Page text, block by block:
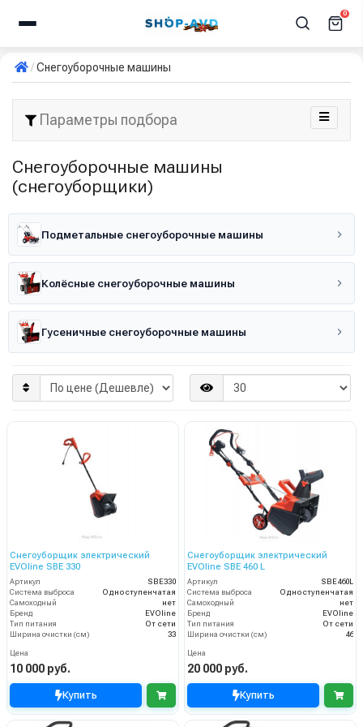
0
Снегоуборочные машины
Параметры подбора
Снегоуборочные машины
(снегоуборщики)
Подметальные снегоуборочные машины
Колёсные снегоуборочные машины
Гусеничные снегоуборочные машины
Снегоуборщик электрический
EVOline SBE 330
Артикул
SBE330
Система выброса
Одноступенчатая
Самоходный
нет
Бренд
EVOline
Тип питания
От сети
Ширина очистки (см)
33
Цена
10 000 руб.
Купить
Снегоуборщик электрический
EVOline SBE 460 L
Артикул
SBE460L
Система выброса
Одноступенчатая
Самоходный
нет
Бренд
EVOline
Тип питания
От сети
Ширина очистки (см)
46
Цена
20 000 руб.
Купить